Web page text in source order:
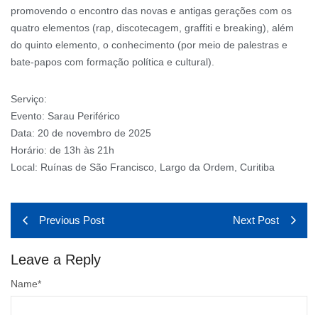
promovendo o encontro das novas e antigas gerações com os
quatro elementos (rap, discotecagem, graffiti e breaking), além
do quinto elemento, o conhecimento (por meio de palestras e
bate-papos com formação política e cultural).
Serviço:
Evento: Sarau Periférico
Data: 20 de novembro de 2025
Horário: de 13h às 21h
Local: Ruínas de São Francisco, Largo da Ordem, Curitiba
Previous Post Next Post
Leave a Reply
Name*